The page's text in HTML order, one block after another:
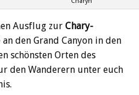
Ausflug zur Chary-
den Grand Canyon in den
schönsten Orten des
den Wanderern unter euch